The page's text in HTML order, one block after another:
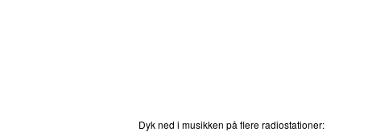
Dyk ned i musikken på flere radiostationer: